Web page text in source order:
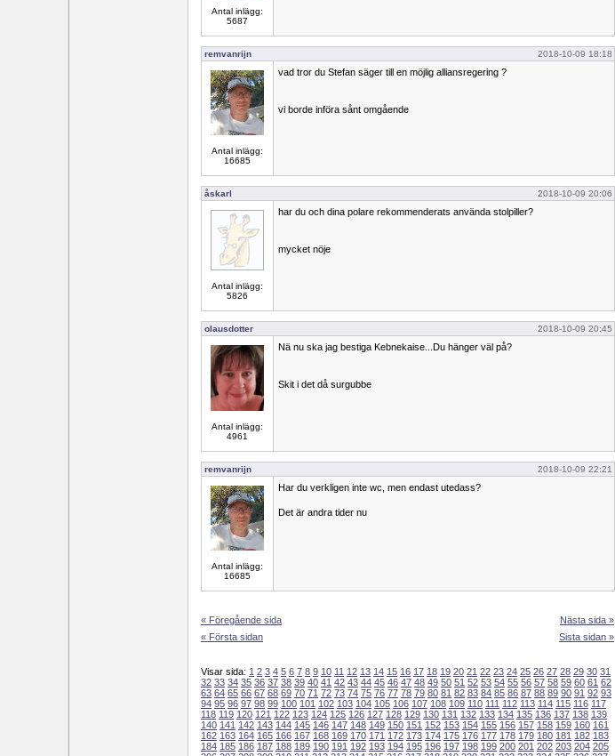
Antal inlägg:
5687
remvanrijn 2018-10-09 18:18
Antal inlägg:
16685
vad tror du Stefan säger till en möjlig alliansregering ?
vi borde införa sånt omgående
åskarl 2018-10-09 20:06
Antal inlägg:
5826
har du och dina polare rekommenderats använda stolpiller?
mycket nöje
olausdotter 2018-10-09 20:45
Antal inlägg:
4961
Nä nu ska jag bestiga Kebnekaise...Du hänger väl på?
Skit i det då surgubbe
remvanrijn 2018-10-09 22:21
Antal inlägg:
16685
Har du verkligen inte wc, men endast utedass?
Det är andra tider nu
« Föregående sida
« Första sidan
Nästa sida »
Sista sidan »
Visar sida: 1 2 3 4 5 6 7 8 9 10 11 12 13 14 15 16 17 18 19 20 21 22 23 24 25 26 27 28 29 30 31
32 33 34 35 36 37 38 39 40 41 42 43 44 45 46 47 48 49 50 51 52 53 54 55 56 57 58 59 60 61 62
63 64 65 66 67 68 69 70 71 72 73 74 75 76 77 78 79 80 81 82 83 84 85 86 87 88 89 90 91 92 93
94 95 96 97 98 99 100 101 102 103 104 105 106 107 108 109 110 111 112 113 114 115 116 117
118 119 120 121 122 123 124 125 126 127 128 129 130 131 132 133 134 135 136 137 138 139
140 141 142 143 144 145 146 147 148 149 150 151 152 153 154 155 156 157 158 159 160 161
162 163 164 165 166 167 168 169 170 171 172 173 174 175 176 177 178 179 180 181 182 183
184 185 186 187 188 189 190 191 192 193 194 195 196 197 198 199 200 201 202 203 204 205